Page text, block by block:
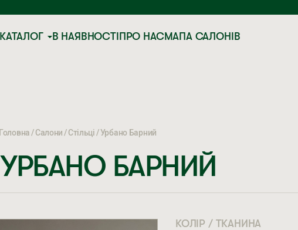
КАТАЛОГ В НАЯВНОСТІ ПРО НАСМАПА САЛОНІВ
Головна Салони Стільці Урбано Барний
УРБАНО БАРНИЙ
КОЛІР / ТКАНИНА